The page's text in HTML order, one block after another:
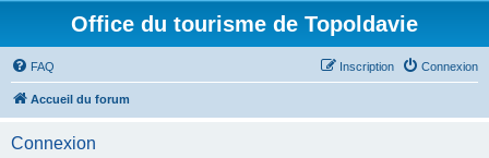
Office du tourisme de Topoldavie
FAQ Connexion
Inscription
Accueil du forum
Connexion